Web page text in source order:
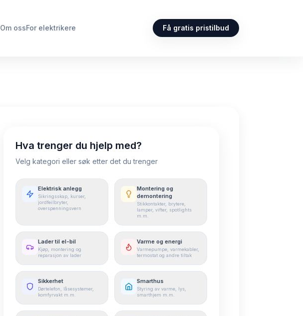
Om ossFor elektrikere Få gratis pristilbud
Hva trenger du hjelp med?
Velg kategori eller søk etter det du trenger
Elektrisk anlegg
Sikringsskap, kurser,
jordfeilbryter,
overspenningsvern
Montering og
demontering
Stikkontakter, brytere,
lamper, vifter, spotlights
m.m.
Lader til el-bil
Kjøp, montering og
reparasjon av lader
Varme og energi
Varmepumpe, varmekabler,
termostat og andre tiltak
Sikkerhet
Dørtelefon, låsesystemer,
komfyrvakt m.m.
Smarthus
Styring av varme, lys,
smarthjem m.m.